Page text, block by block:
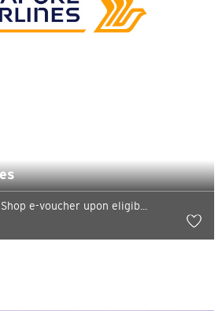
e-voucher upon eligib...